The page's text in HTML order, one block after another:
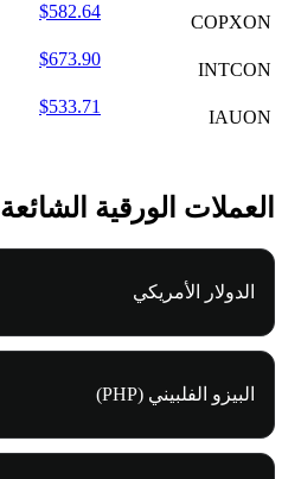
COPXON
$582.64
INTCON
$673.90
IAUON
$533.71
العملات الورقية الشائعة
الدولار الأمريكي
البيزو الفلبيني (PHP)